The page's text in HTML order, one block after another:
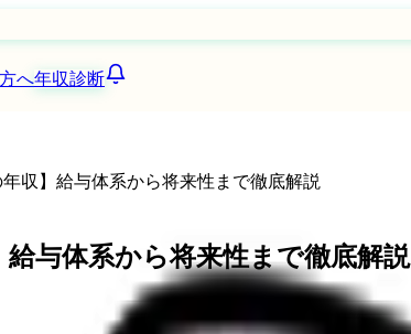
へ年収診断
収】給与体系から将来性まで徹底解説
与体系から将来性まで徹底解説